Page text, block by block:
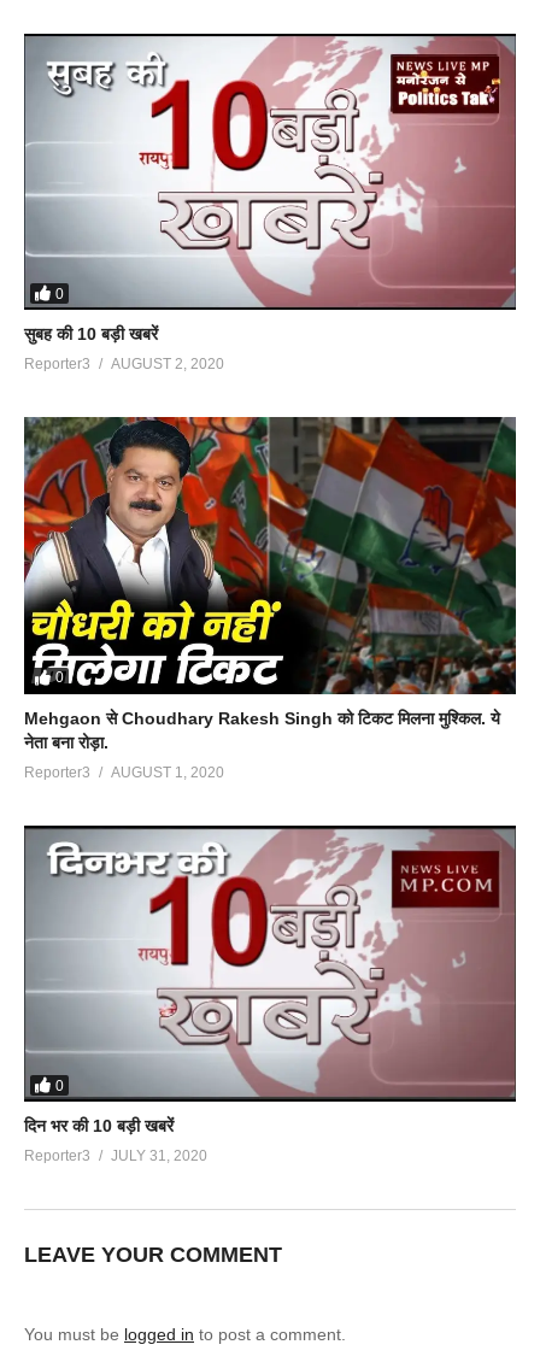
0
सुबह की 10 बड़ी खबरें
Reporter3 AUGUST 2, 2020
0
Mehgaon से Choudhary Rakesh Singh को टिकट मिलना मुश्किल. ये
नेता बना रोड़ा.
Reporter3 AUGUST 1, 2020
0
दिन भर की 10 बड़ी खबरें
Reporter3 JULY 31, 2020
LEAVE YOUR COMMENT
You must be logged in to post a comment.